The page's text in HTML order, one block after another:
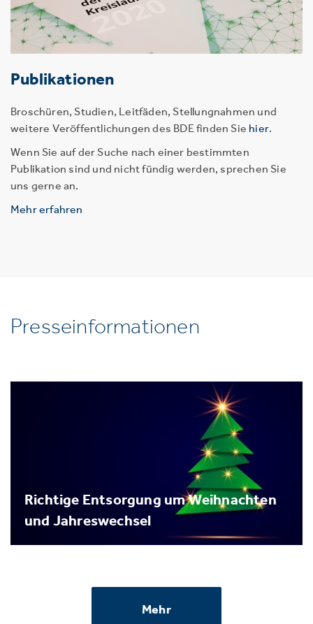
Publikationen
Broschüren, Studien, Leitfäden, Stellungnahmen und
weitere Veröffentlichungen des BDE finden Sie hier.
Wenn Sie auf der Suche nach einer bestimmten
Publikation sind und nicht fündig werden, sprechen Sie
uns gerne an.
Mehr erfahren
Presseinformationen
Richtige Entsorgung um Weihnachten
und Jahreswechsel
Mehr